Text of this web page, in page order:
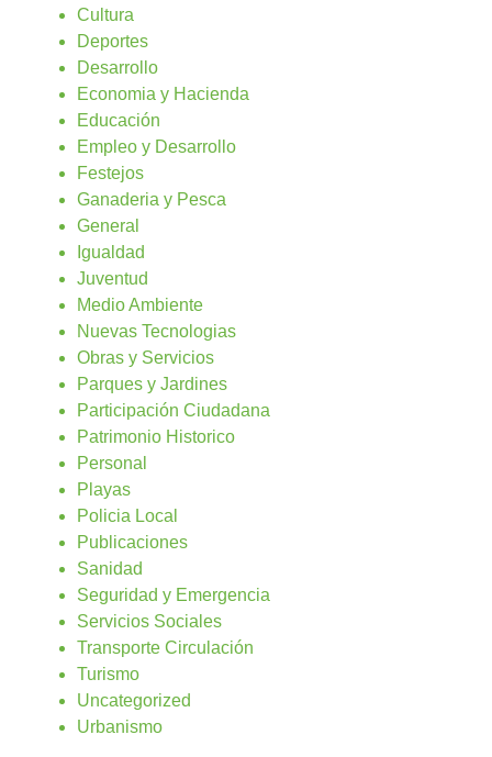
Cultura
Deportes
Desarrollo
Economia y Hacienda
Educación
Empleo y Desarrollo
Festejos
Ganaderia y Pesca
General
Igualdad
Juventud
Medio Ambiente
Nuevas Tecnologias
Obras y Servicios
Parques y Jardines
Participación Ciudadana
Patrimonio Historico
Personal
Playas
Policia Local
Publicaciones
Sanidad
Seguridad y Emergencia
Servicios Sociales
Transporte Circulación
Turismo
Uncategorized
Urbanismo